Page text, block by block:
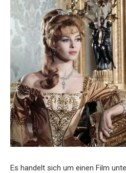
Es handelt sich um einen Film